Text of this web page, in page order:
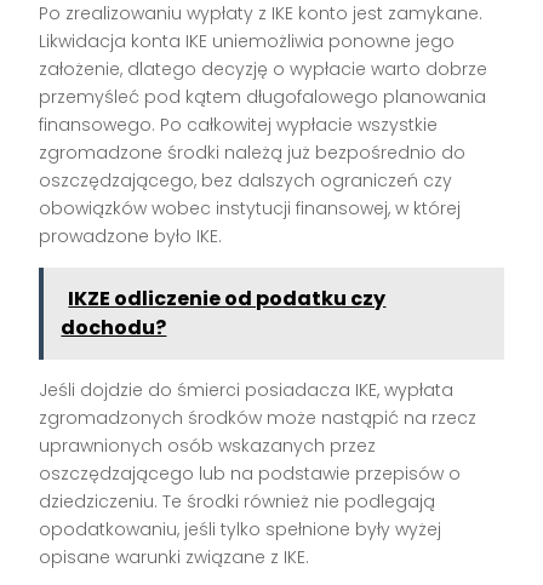
Po zrealizowaniu wypłaty z IKE konto jest zamykane.
Likwidacja konta IKE uniemożliwia ponowne jego
założenie, dlatego decyzję o wypłacie warto dobrze
przemyśleć pod kątem długofalowego planowania
finansowego. Po całkowitej wypłacie wszystkie
zgromadzone środki należą już bezpośrednio do
oszczędzającego, bez dalszych ograniczeń czy
obowiązków wobec instytucji finansowej, w której
prowadzone było IKE.
IKZE odliczenie od podatku czy
dochodu?
Jeśli dojdzie do śmierci posiadacza IKE, wypłata
zgromadzonych środków może nastąpić na rzecz
uprawnionych osób wskazanych przez
oszczędzającego lub na podstawie przepisów o
dziedziczeniu. Te środki również nie podlegają
opodatkowaniu, jeśli tylko spełnione były wyżej
opisane warunki związane z IKE.